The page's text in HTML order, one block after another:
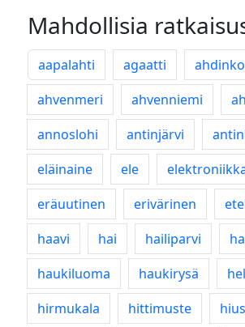
Mahdollisia
aapalahti agaatti
ahvenmeri
ahvenniemi
annoslohi
antinjärvi
eläinaine
ele
eräuutinen
erivärinen
haavi
hai hailiparvi
haukiluoma
haukirysä
hirmukala
hittimuste